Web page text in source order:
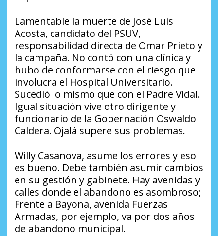
Lamentable la muerte de José Luis
Acosta, candidato del PSUV,
responsabilidad directa de Omar Prieto y
la campaña. No contó con una clínica y
hubo de conformarse con el riesgo que
involucra el Hospital Universitario.
Sucedió lo mismo que con el Padre Vidal.
Igual situación vive otro dirigente y
funcionario de la Gobernación Oswaldo
Caldera. Ojalá supere sus problemas.
Willy Casanova, asume los errores y eso
es bueno. Debe también asumir cambios
en su gestión y gabinete. Hay avenidas y
calles donde el abandono es asombroso;
Frente a Bayona, avenida Fuerzas
Armadas, por ejemplo, va por dos años
de abandono municipal.